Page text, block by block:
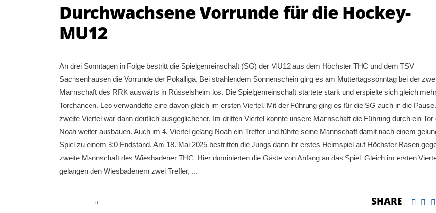
Durchwachsene Vorrunde für die Hockey-
MU12
An drei Sonntagen in Folge bestritt die Spielgemeinschaft (SG) der MU12 aus dem Höchster THC und dem TSV
Sachsenhausen die Vorrunde der Pokalliga. Bei strahlendem Sonnenschein ging es am Muttertagssonntag bei der
Mannschaft des RRK auswärts in Rüsselsheim los. Die Spielgemeinschaft startete stark und erspielte sich gleich
Torchancen. Leo verwandelte eine davon gleich im ersten Viertel. Mit der Führung ging es für die SG auch in die
zweite Viertel war dann deutlich ausgeglichener. Im dritten Viertel konnte unsere Mannschaft die Führung durch ein Tor
Noah weiter ausbauen. Auch im 4. Viertel gelang Noah ein Treffer und führte seine Mannschaft damit nach einem
Spiel zu einem 3:0 Endstand. Am 18. Mai 2025 bestritten die Jungs dann ihr erstes Heimspiel auf Höchster Rasen
zweite Mannschaft des Wiesbadener THC. Hier dominierten die Gäste von Anfang an das Spiel. Gleich im ersten
gelangen den Wiesbadenern zwei Treffer,
SHARE